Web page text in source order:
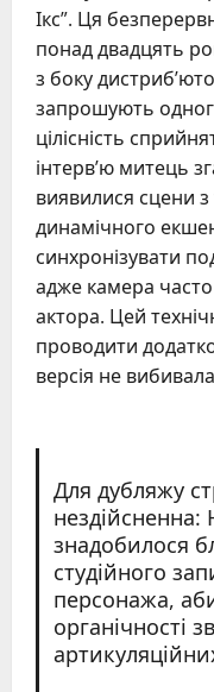
Ікс”. Ця
понад двадцять
з боку
запрошують
цілісність
інтерв’ю митець
виявилися сцени
динамічного
синхронізувати
адже камера часто
актора. Цей
проводити
версія не
Для дубляжу
нездійсненна:
знадобилося
студійного
персонажа,
органічності